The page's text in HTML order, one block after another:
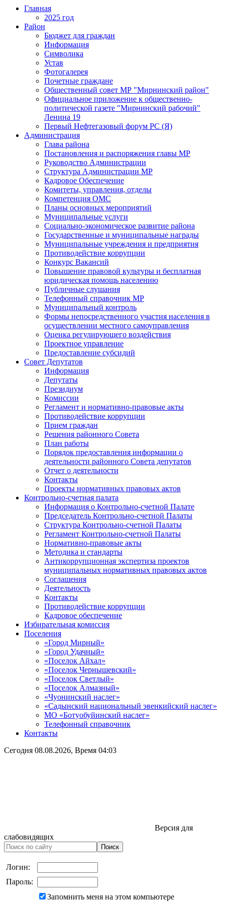
Главная
2025 год
Район
Бюджет для граждан
Информация
Символика
Устав
Фотогалерея
Почетные граждане
Общественный совет МР "Мирнинский район"
Официальное приложение к общественно-
политической газете "Мирнинский рабочий"
Ленина 19
Первый Нефтегазовый форум РС (Я)
Администрация
Глава района
Постановления и распоряжения главы МР
Руководство Администрации
Структура Администрации МР
Кадровое Обеспечение
Комитеты, управления, отделы
Компетенция ОМС
Планы основных мероприятий
Муниципальные услуги
Социально-экономическое развитие района
Государственные и муниципальные награды
Муниципальные учреждения и предприятия
Противодействие коррупции
Конкурс Вакансий
Повышение правовой культуры и бесплатная
юридическая помощь населению
Публичные слушания
Телефонный справочник МР
Муниципальный контроль
Формы непосредственного участия населения в
осуществлении местного самоуправления
Оценка регулирующего воздействия
Проектное управление
Предоставление субсидий
Совет Депутатов
Информация
Депутаты
Президиум
Комиссии
Регламент и нормативно-правовые акты
Противодействие коррупции
Прием граждан
Решения районного Совета
План работы
Порядок предоставления информации о
деятельности районного Совета депутатов
Отчет о деятельности
Контакты
Проекты нормативных правовых актов
Контрольно-счетная палата
Информация о Контрольно-счетной Палате
Председатель Контрольно-счетной Палаты
Структура Контрольно-счетной Палаты
Регламент Контрольно-счетной Палаты
Нормативно-правовые акты
Методика и стандарты
Антикоррупционная экспертиза проектов
муниципальных нормативных правовых актов
Соглашения
Деятельность
Контакты
Противодействие коррупции
Кадровое обеспечение
Избирательная комиссия
Поселения
«Город Мирный»
«Город Удачный»
«Поселок Айхал»
«Поселок Чернышевский»
«Поселок Светлый»
«Поселок Алмазный»
«Чуонинский наслег»
«Садынский национальный эвенкийский наслег»
МО «Ботуобуйинский наслег»
Телефонный справочник
Контакты
Сегодня 08.08.2026, Время 04:03
Версия для
слабовидящих
Логин:
Пароль:
Запомнить меня на этом компьютере